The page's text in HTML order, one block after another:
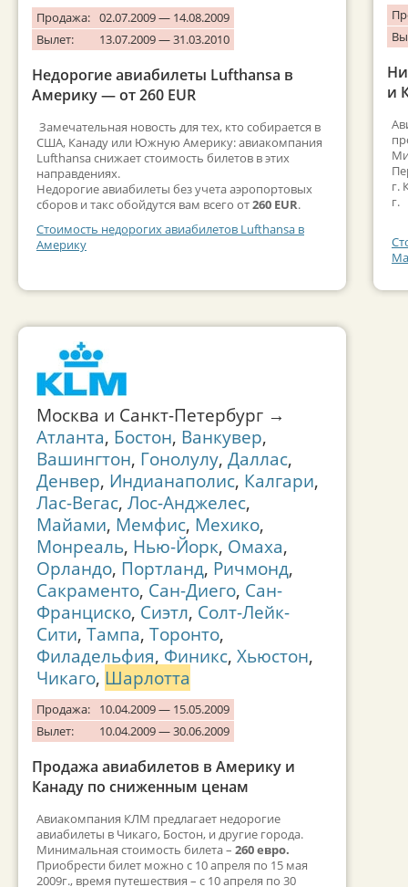
Продажа: 02.07.2009 — 14.08.2009
Вылет:
13.07.2009 — 31.03.2010
Недорогие авиабилеты Lufthansa в
Америку — от 260 EUR
Замечательная новость для тех, кто собирается в
США, Канаду или Южную Америку: авиакомпания
Lufthansa снижает стоимость билетов в этих
направдениях.
Недорогие авиабилеты без учета аэропортовых
сборов и такс обойдутся вам всего от260 EUR.
Стоимость недорогих авиабилетов Lufthansa в
Америку
Москва и Санкт-Петербург →
Атланта, Бостон, Ванкувер,
Вашингтон, Гонолулу, Даллас,
Денвер, Индианаполис, Калгари,
Лас-Вегас, Лос-Анджелес,
Майами, Мемфис, Мехико,
Монреаль, Нью-Йорк, Омаха,
Орландо, Портланд, Ричмонд,
Сакраменто, Сан-Диего, Сан-
Франциско, Сиэтл, Солт-Лейк-
Сити, Тампа, Торонто,
Филадельфия, Финикс, Хьюстон,
Чикаго, Шарлотта
Продажа:
10.04.2009 — 15.05.2009
Вылет:
10.04.2009 — 30.06.2009
Продажа авиабилетов в Америку и
Канаду по сниженным ценам
Авиакомпания КЛМ предлагает недорогие
авиабилеты в Чикаго, Бостон, и другие города.
Минимальная стоимость билета – 260 евро.
Приобрести билет можно с 10 апреля по 15 мая
2009г., время путешествия – с 10 апреля по 30
и
г.
г.